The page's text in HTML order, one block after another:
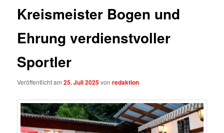
Kreismeister Bogen und
Ehrung verdienstvoller
Sportler
Veröffentlicht am25. Juli 2025vonredaktion